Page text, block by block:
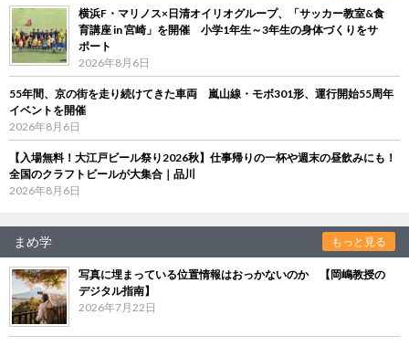
横浜F・マリノス×日清オイリオグループ、「サッカー教室&食
育講座 in 宮崎」を開催 小学1年生～3年生の身体づくりをサ
ポート
2026年8月6日
55年間、京の街を走り続けてきた車両 嵐山線・モボ301形、運行開始55周年
イベントを開催
2026年8月6日
【入場無料！大江戸ビール祭り2026秋】仕事帰りの一杯や週末の昼飲みにも！
全国のクラフトビールが大集合｜品川
2026年8月6日
まめ学 もっと見る
写真に埋まっている位置情報はおっかないのか 【岡嶋教授の
デジタル指南】
2026年7月22日